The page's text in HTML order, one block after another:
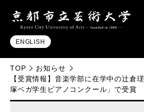
ENGLISH
TOP
お知らせ
【受賞情報】音楽学部に在学中の辻倉
塚ベガ学生ピアノコンクール」で受賞